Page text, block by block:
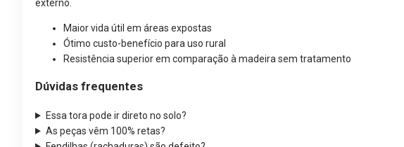
externo.
Maior vida útil em áreas expostas
Ótimo custo-benefício para uso rural
Resistência superior em comparação à madeira sem tratamento
Dúvidas frequentes
Essa tora pode ir direto no solo?
As peças vêm 100% retas?